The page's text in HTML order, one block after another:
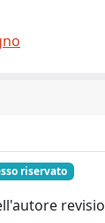
riservato